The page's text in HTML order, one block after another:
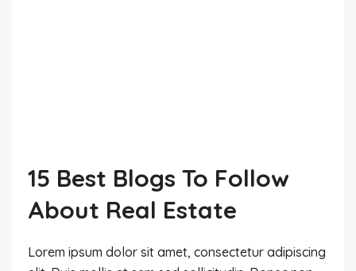
15 Best Blogs To Follow
About Real Estate
Lorem ipsum dolor sit amet, consectetur adipiscing